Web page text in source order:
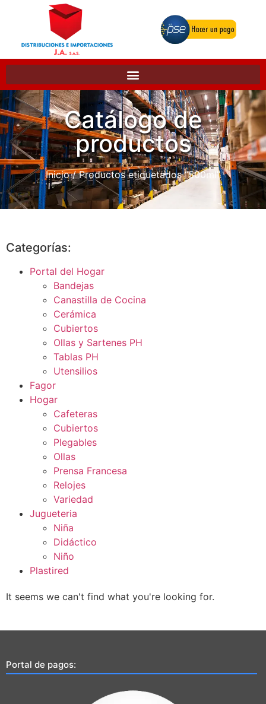
Catálogo de
productos
Inicio/ Productos etiquetados “500ml”
Categorías:
Portal del Hogar
Bandejas
Canastilla de Cocina
Cerámica
Cubiertos
Ollas y Sartenes PH
Tablas PH
Utensilios
Fagor
Hogar
Cafeteras
Cubiertos
Plegables
Ollas
Prensa Francesa
Relojes
Variedad
Jugueteria
Niña
Didáctico
Niño
Plastired
It seems we can't find what you're looking for.
Portal de pagos: